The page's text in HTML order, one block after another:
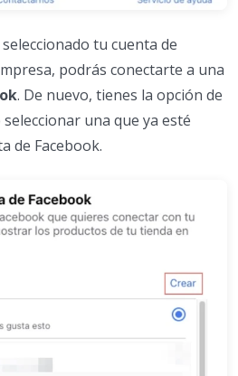
tu cuenta de
podrás conectarte a una
. De nuevo, tienes la opción de
una que ya esté
de Facebook.